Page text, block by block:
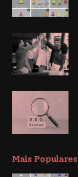
Mais Populares